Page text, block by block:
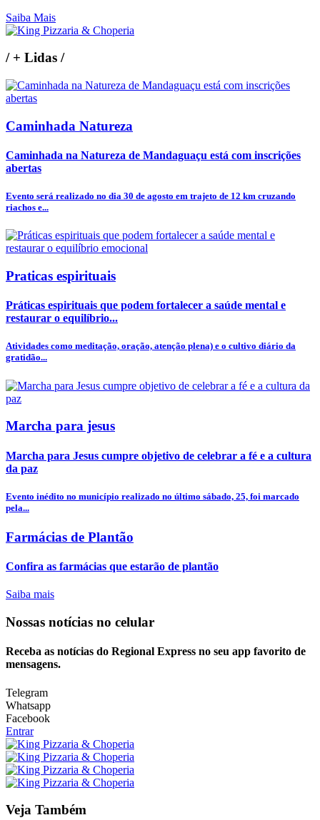
Saiba Mais
/+ Lidas /
Caminhada Natureza
Caminhada na Natureza de Mandaguaçu está com inscrições
abertas
Evento será realizado no dia 30 de agosto em trajeto de 12 km cruzando
riachos e...
Praticas espirituais
Práticas espirituais que podem fortalecer a saúde mental e
restaurar o equilíbrio...
Atividades como meditação, oração, atenção plena) e o cultivo diário da
gratidão...
Marcha para jesus
Marcha para Jesus cumpre objetivo de celebrar a fé e a cultura
da paz
Evento inédito no município realizado no último sábado, 25, foi marcado
pela...
Farmácias de Plantão
Confira as farmácias que estarão de plantão
Saiba mais
Nossas notícias no celular
Receba as notícias do Regional Express no seu app favorito de
mensagens.
Telegram
Whatsapp
Facebook
Entrar
Veja Também